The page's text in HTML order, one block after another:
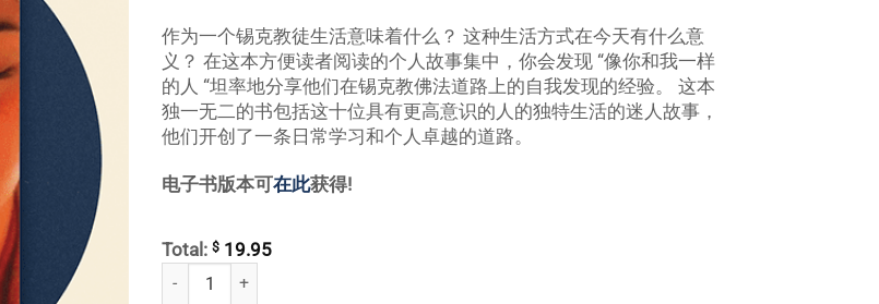
作为一个锡克教徒生活意味着什么？ 这种生活方式在今天有什么意
义？ 在这本方便读者阅读的个人故事集中，你会发现 “像你和我一样
的人 “坦率地分享他们在锡克教佛法道路上的自我发现的经验。 这本
独一无二的书包括这十位具有更高意识的人的独特生活的迷人故事，
他们开创了一条日常学习和个人卓越的道路。
电子书版本可在此获得!
Total: $ 19.95
英雄、圣人和瑜伽士 数量